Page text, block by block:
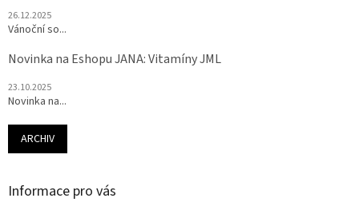
26.12.2025
Vánoční so...
Novinka na Eshopu JANA: Vitamíny JML
23.10.2025
Novinka na...
ARCHIV
Informace pro vás